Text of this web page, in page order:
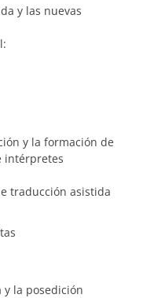
y las nuevas
y la formación de
intérpretes
traducción asistida
y la posedición